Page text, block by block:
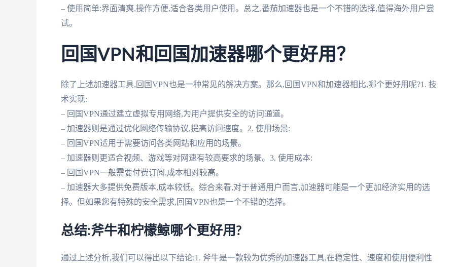
– 使用简单:界面清爽,操作方便,适合各类用户使用。总之,番茄加速器也是一个不错的选择,值得海外用户尝
试。
回国VPN和回国加速器哪个更好用？
除了上述加速器工具,回国VPN也是一种常见的解决方案。那么,回国VPN和加速器相比,哪个更好用呢?1. 技
术实现:
– 回国VPN通过建立虚拟专用网络,为用户提供安全的访问通道。
– 加速器则是通过优化网络传输协议,提高访问速度。2. 使用场景:
– 回国VPN适用于需要访问各类网站和应用的场景。
– 加速器则更适合视频、游戏等对网速有较高要求的场景。3. 使用成本:
– 回国VPN一般需要付费订阅,成本相对较高。
– 加速器大多提供免费版本,成本较低。综合来看,对于普通用户而言,加速器可能是一个更加经济实用的选
择。但如果您有特殊的安全需求,回国VPN也是一个不错的选择。
总结:斧牛和柠檬鲸哪个更好用?
通过上述分析,我们可以得出以下结论:1. 斧牛是一款较为优秀的加速器工具,在稳定性、速度和使用便利性